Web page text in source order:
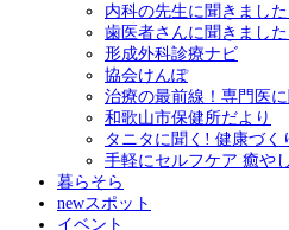
内科の先生に聞きまし
歯医者さんに聞きまし
形成外科診療ナビ
協会けんぽ
治療の最前線！専門医に
和歌山市保健所だより
タニタに聞く! 健康づく
手軽にセルフケア 癒や
暮らそら
newスポット
イベント